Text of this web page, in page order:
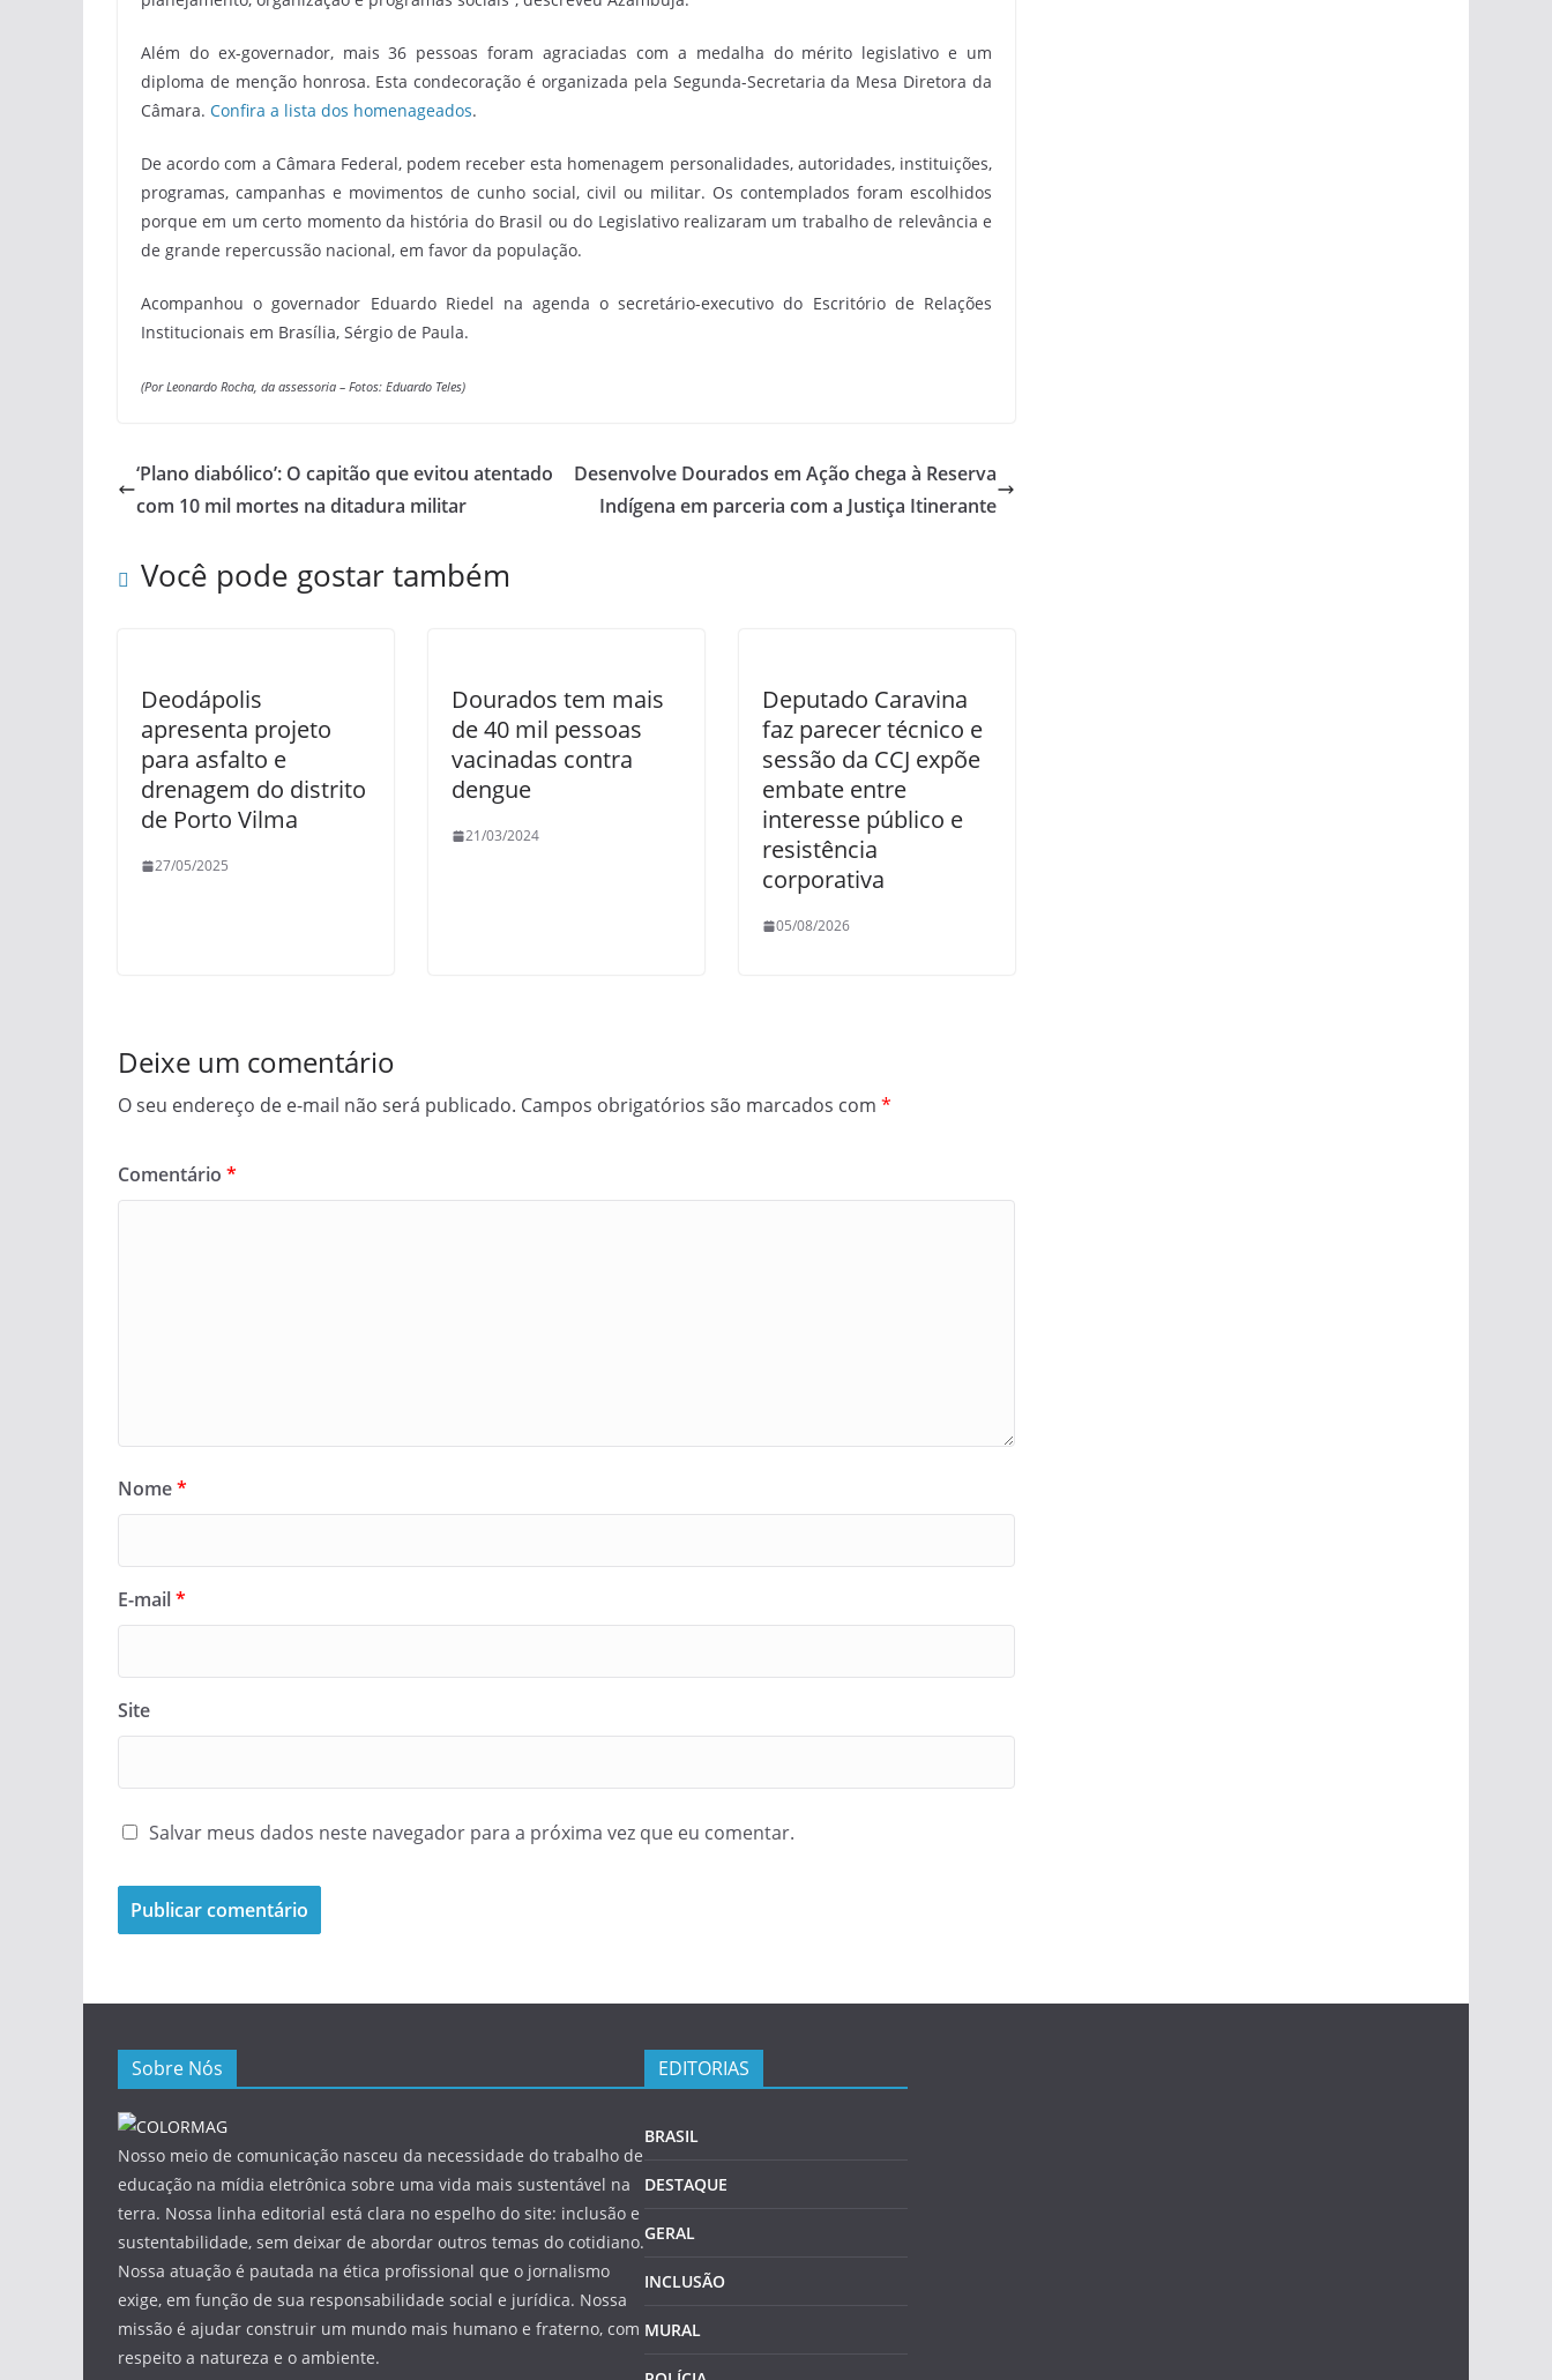
Além do ex-governador, mais 36 pessoas foram agraciadas com a medalha do mérito legislativo e um
diploma de menção honrosa. Esta condecoração é organizada pela Segunda-Secretaria da Mesa Diretora da
Câmara. Confira a lista dos homenageados.
De acordo com a Câmara Federal, podem receber esta homenagem personalidades, autoridades, instituições,
programas, campanhas e movimentos de cunho social, civil ou militar. Os contemplados foram escolhidos
porque em um certo momento da história do Brasil ou do Legislativo realizaram um trabalho de relevância e
de grande repercussão nacional, em favor da população.
Acompanhou o governador Eduardo Riedel na agenda o secretário-executivo do Escritório de Relações
Institucionais em Brasília, Sérgio de Paula.
(Por Leonardo Rocha, da assessoria – Fotos: Eduardo Teles)
‘Plano diabólico’: O capitão que evitou atentado
com 10 mil mortes na ditadura militar
Desenvolve Dourados em Ação chega à Reserva
Indígena em parceria com a Justiça Itinerante
Você pode gostar também
Deodápolis
apresenta projeto
para asfalto e
drenagem do distrito
de Porto Vilma
27/05/2025
Dourados tem mais
de 40 mil pessoas
vacinadas contra
dengue
21/03/2024
Deputado Caravina
faz parecer técnico e
sessão da CCJ expõe
embate entre
interesse público e
resistência
corporativa
05/08/2026
Deixe um comentário
O seu endereço de e-mail não será publicado. Campos obrigatórios são marcados com *
Comentário *
Nome*
E-mail*
Site
Salvar meus dados neste navegador para a próxima vez que eu comentar.
Sobre Nós
Nosso meio de comunicação nasceu da necessidade do trabalho de
educação na mídia eletrônica sobre uma vida mais sustentável na
terra. Nossa linha editorial está clara no espelho do site: inclusão e
sustentabilidade, sem deixar de abordar outros temas do cotidiano.
Nossa atuação é pautada na ética profissional que o jornalismo
exige, em função de sua responsabilidade social e jurídica. Nossa
missão é ajudar construir um mundo mais humano e fraterno, com
respeito a natureza e o ambiente.
EDITORIAS
BRASIL
DESTAQUE
GERAL
INCLUSÃO
MURAL